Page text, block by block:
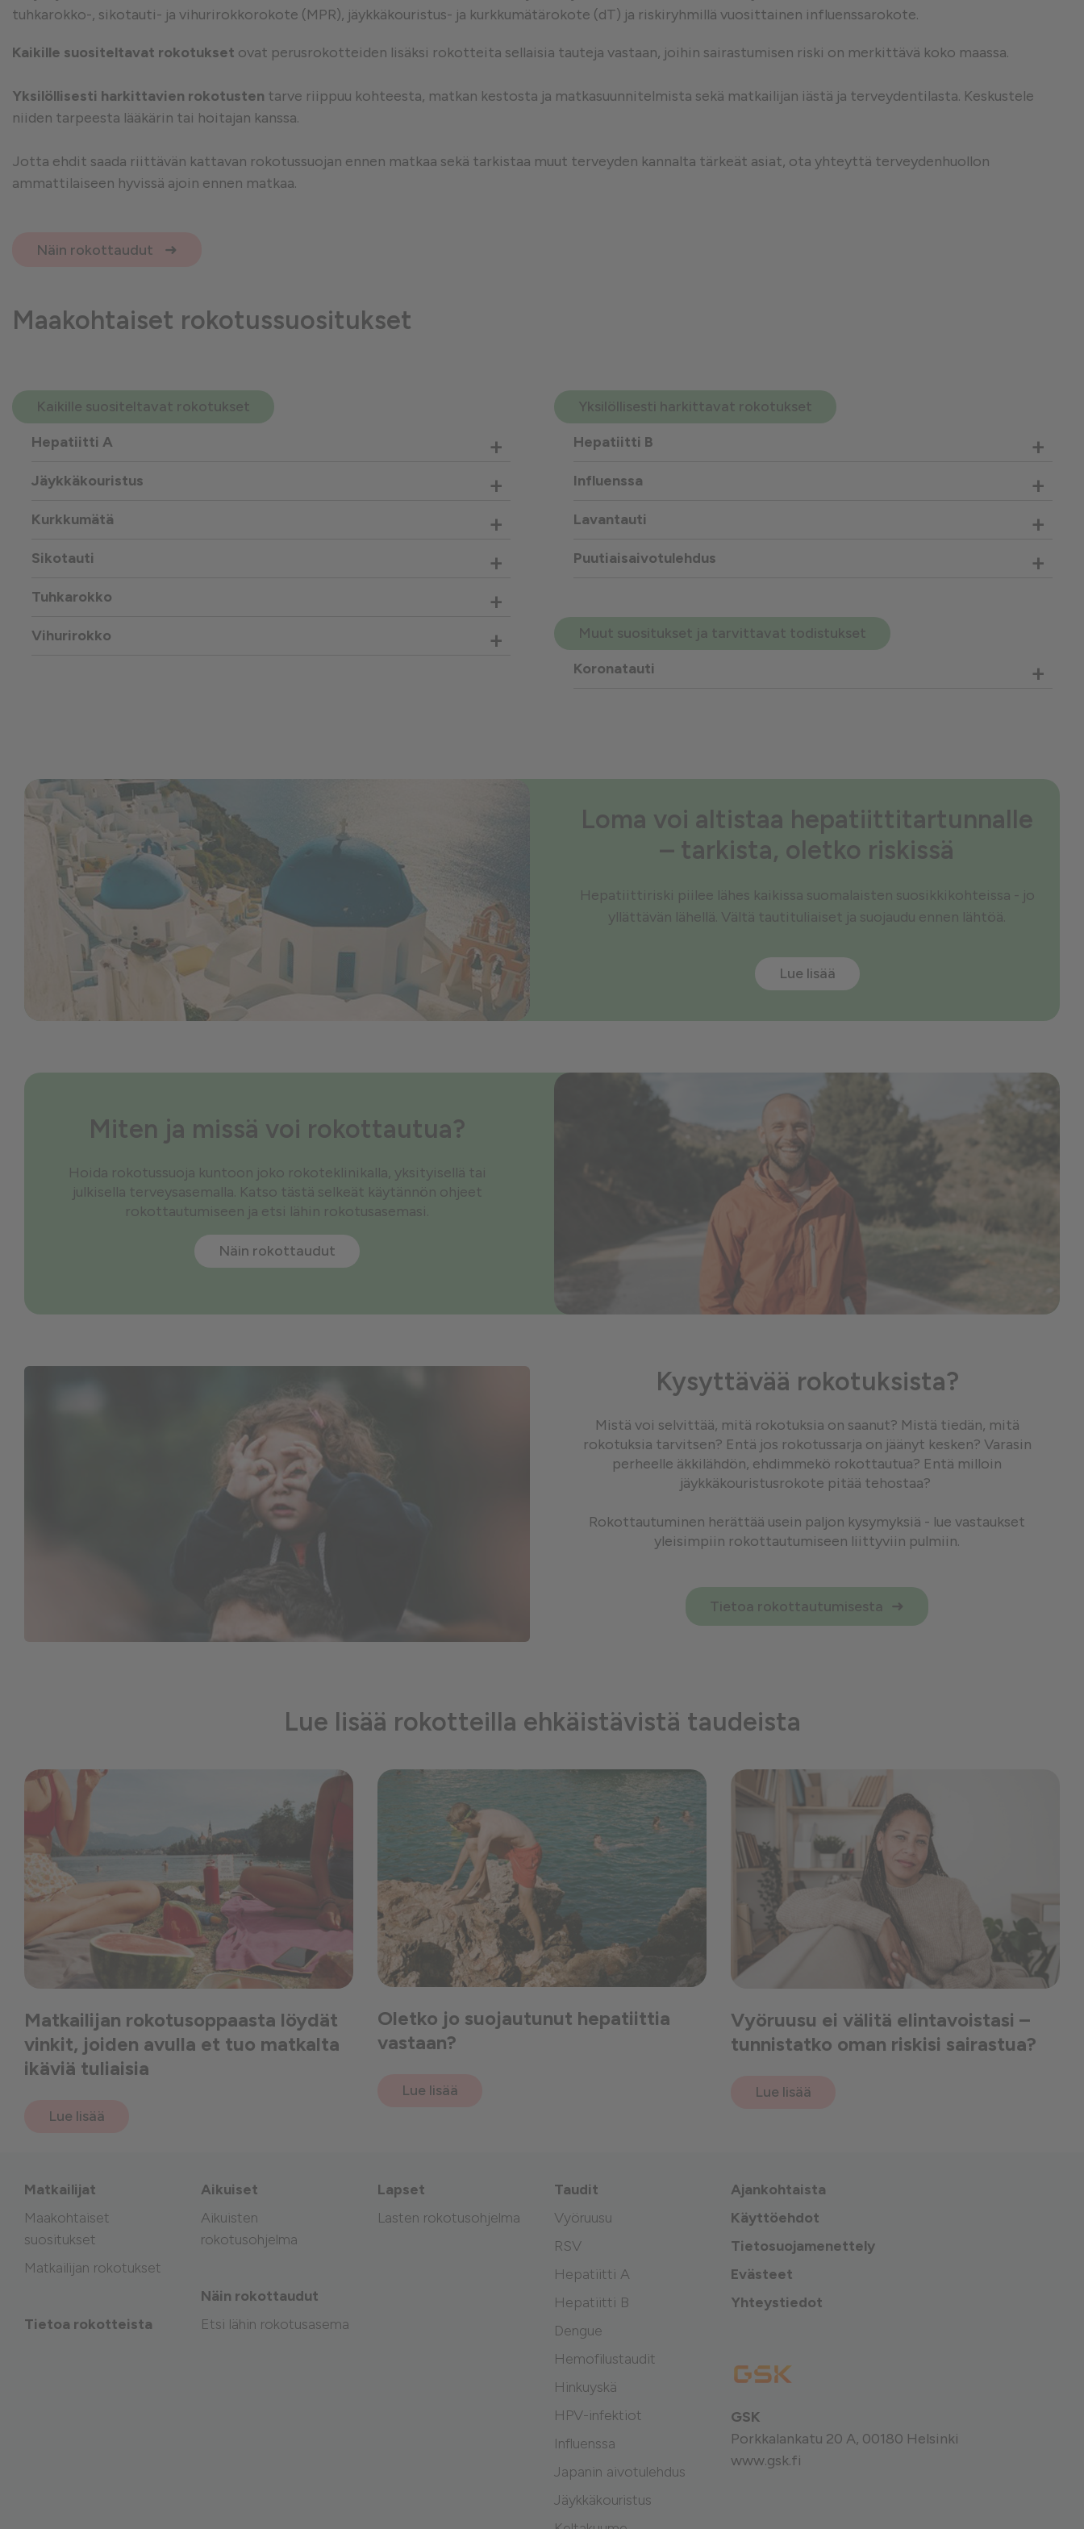
tuhkarokko-, sikotauti- ja vihurirokkorokote (MPR), jäykkäkouristus- ja kurkkumätärokote (dT) ja riskiryhmillä vuosittainen influenssarokote.
Kaikille suositeltavat rokotukset ovat perusrokotteiden lisäksi rokotteita sellaisia tauteja vastaan, joihin sairastumisen riski on merkittävä koko maassa.
Yksilöllisesti harkittavien rokotusten tarve riippuu kohteesta, matkan kestosta ja matkasuunnitelmista sekä matkailijan iästä ja terveydentilasta. Keskustele
niiden tarpeesta lääkärin tai hoitajan kanssa.
Jotta ehdit saada riittävän kattavan rokotussuojan ennen matkaa sekä tarkistaa muut terveyden kannalta tärkeät asiat, ota yhteyttä terveydenhuollon
ammattilaiseen hyvissä ajoin ennen matkaa.
Näin rokottaudut
Maakohtaiset rokotussuositukset
Kaikille suositeltavat rokotukset
Hepatiitti A
+
Jäykkäkouristus +
Kurkkumätä +
Sikotauti +
Tuhkarokko +
Vihurirokko +
Yksilöllisesti harkittavat rokotukset
Hepatiitti B
+
Influenssa +
Lavantauti +
Puutiaisaivotulehdus +
Muut suositukset ja tarvittavat todistukset
Koronatauti
+
Loma voi altistaa hepatiittitartunnalle
– tarkista, oletko riskissä
Hepatiittiriski piilee lähes kaikissa suomalaisten suosikkikohteissa - jo
yllättävän lähellä. Vältä tautituliaiset ja suojaudu ennen lähtöä.
Lue lisää
Miten ja missä voi rokottautua?
Hoida rokotussuoja kuntoon joko rokoteklinikalla, yksityisellä tai
julkisella terveysasemalla. Katso tästä selkeät käytännön ohjeet
rokottautumiseen ja etsi lähin rokotusasemasi.
Näin rokottaudut
Kysyttävää rokotuksista?
Mistä voi selvittää, mitä rokotuksia on saanut? Mistä tiedän, mitä
rokotuksia tarvitsen? Entä jos rokotussarja on jäänyt kesken? Varasin
perheelle äkkilähdön, ehdimmekö rokottautua? Entä milloin
jäykkäkouristusrokote pitää tehostaa?
Rokottautuminen herättää usein paljon kysymyksiä - lue vastaukset
yleisimpiin rokottautumiseen liittyviin pulmiin.
Tietoa rokottautumisesta
Lue lisää rokotteilla ehkäistävistä taudeista
Matkailijan rokotusoppaasta löydät
vinkit, joiden avulla et tuo matkalta
ikäviä tuliaisia
Lue lisää
Oletko jo suojautunut hepatiittia
vastaan?
Lue lisää
Vyöruusu ei välitä elintavoistasi –
tunnistatko oman riskisi sairastua?
Lue lisää
Matkailijat
Maakohtaiset
suositukset
Matkailijan rokotukset
Tietoa rokotteista
Aikuiset
Aikuisten
rokotusohjelma
Näin rokottaudut
Etsi lähin rokotusasema
Lapset
Lasten rokotusohjelma
Taudit
Vyöruusu
RSV
Hepatiitti A
Hepatiitti B
Dengue
Hemofilustaudit
Hinkuyskä
HPV-infektiot
Influenssa
Japanin aivotulehdus
Jäykkäkouristus
Ajankohtaista
Käyttöehdot
Tietosuojamenettely
Evästeet
Yhteystiedot
GSK
Porkkalankatu 20 A, 00180 Helsinki
www.gsk.fi
Mainontaan liittyvät evästeet ❮